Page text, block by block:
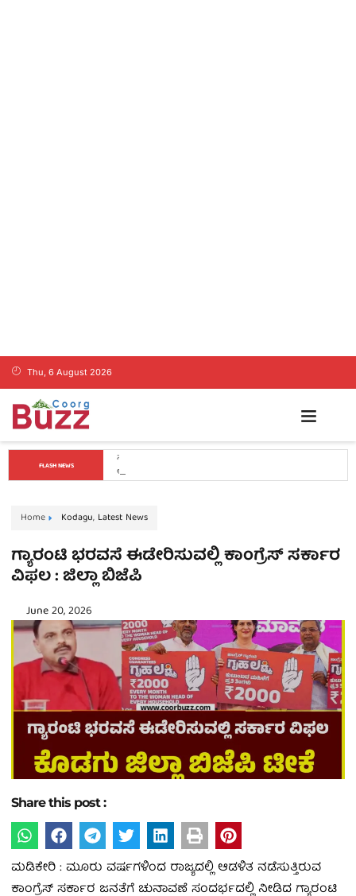
Thu, 6 August 2026
FLASH NEWS
ಕೊಡಗಿನ ಯುವ ನಾಯಕ ಪೊನ್ನಣ್ಣಗೆ ಸಚಿವ ಸ್ಥಾನ..? ನಿಯೋಗದ
ಎದುರು ಸಿಎಂ ಡಿ.ಕೆ. ಶಿವಕುಮಾರ್ ಮಹತ್ವದ ಸುಳಿವು..!
Home Kodagu, Latest News
ಗ್ಯಾರಂಟಿ ಭರವಸೆ ಈಡೇರಿಸುವಲ್ಲಿ ಕಾಂಗ್ರೆಸ್‌ ಸರ್ಕಾರ
ವಿಫಲ : ಜಿಲ್ಲಾ ಬಿಜೆಪಿ
June 20, 2026
Share this post :
ಮಡಿಕೇರಿ : ಮೂರು ವರ್ಷಗಳಿಂದ ರಾಜ್ಯದಲ್ಲಿ ಆಡಳಿತ ನಡೆಸುತ್ತಿರುವ
ಕಾಂಗ್ರೆಸ್ ಸರ್ಕಾರ ಜನತೆಗೆ ಚುನಾವಣೆ ಸಂದರ್ಭದಲ್ಲಿ ನೀಡಿದ ಗ್ಯಾರಂಟಿ